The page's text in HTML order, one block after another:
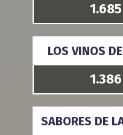
LOS VINOS
SABORES DE